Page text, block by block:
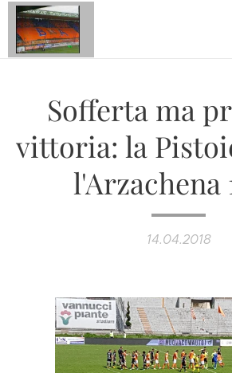
Sofferta ma
vittoria: la
l'Arzachena
14.04.2018